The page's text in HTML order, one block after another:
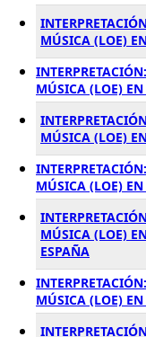
MÚSICA (LOE)
MÚSICA (LOE)
MÚSICA (LOE)
MÚSICA (LOE)
MÚSICA (LOE)
ESPAÑA
MÚSICA (LOE)